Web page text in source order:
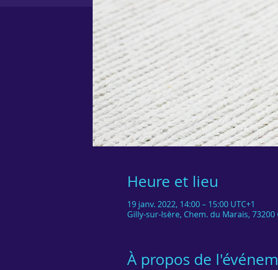
Heure et lieu
19 janv. 2022, 14:00 – 15:00 UTC+1
Gilly-sur-Isère, Chem. du Marais,
À propos de